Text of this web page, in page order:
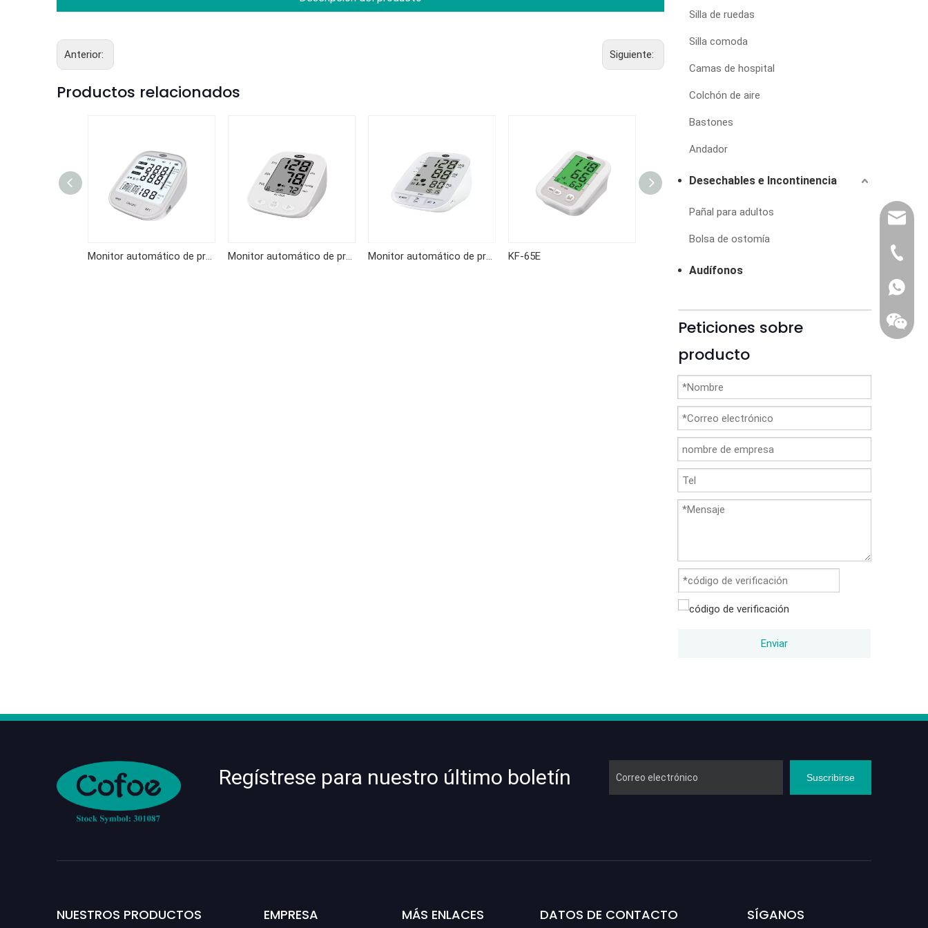
Anterior: Siguiente:
Productos relacionados
Monitor automático de presión arterial del brazo KF-66EP Monitor automático de presión arterial del brazo superior KF-65A Monitor automático de presión arterial del brazo KF-65K KF-65E
Silla de ruedas
Silla comoda
Camas de hospital
Colchón de aire
Bastones
Andador
Desechables e Incontinencia
Pañal para adultos
Bolsa de ostomía
Audífonos
Peticiones sobre
producto
Enviar
Regístrese para nuestro último boletín Suscribirse
NUESTROS PRODUCTOS EMPRESA MÁS ENLACES DATOS DE CONTACTO SÍGANOS
(86)
86-